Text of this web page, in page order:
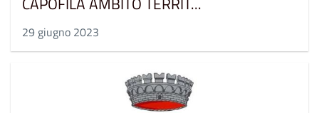
29 giugno 2023